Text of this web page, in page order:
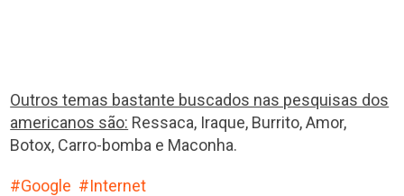
Outros temas bastante buscados nas pesquisas dos
americanos são: Ressaca, Iraque, Burrito, Amor,
Botox, Carro-bomba e Maconha.
Google Internet